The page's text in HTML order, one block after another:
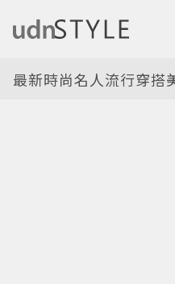
最新時尚名人流行穿搭